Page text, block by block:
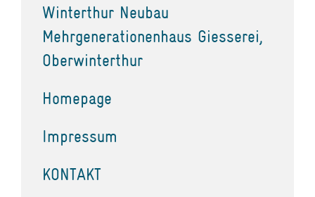
Winterthur Neubau
Mehrgenerationenhaus Giesserei,
Oberwinterthur
Homepage
Impressum
KONTAKT